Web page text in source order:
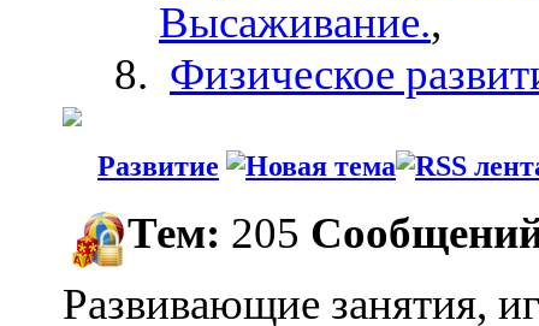
Высаживание.,
Физическое
Развитие
Тем: 205
Развивающие занятия,